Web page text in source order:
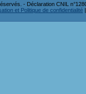
- Déclaration CNIL
et Politique de confidentialité